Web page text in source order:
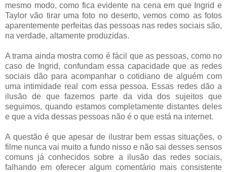
mesmo modo, como fica evidente na cena em que Ingrid e
Taylor vão tirar uma foto no deserto, vemos como as fotos
aparentemente perfeitas das pessoas nas redes sociais são,
na verdade, altamente produzidas.
A trama ainda mostra como é fácil que as pessoas, como no
caso de Ingrid, confundam essa capacidade que as redes
sociais dão para acompanhar o cotidiano de alguém com
uma intimidade real com essa pessoa. Essas redes dão a
ilusão de que fazemos parte da vida dos sujeitos que
seguimos, quando estamos completamente distantes deles
e que a vida dessas pessoas não é o que está na internet.
A questão é que apesar de ilustrar bem essas situações, o
filme nunca vai muito a fundo nisso e não sai desses sensos
comuns já conhecidos sobre a ilusão das redes sociais,
falhando em oferecer algum comentário mais consistente